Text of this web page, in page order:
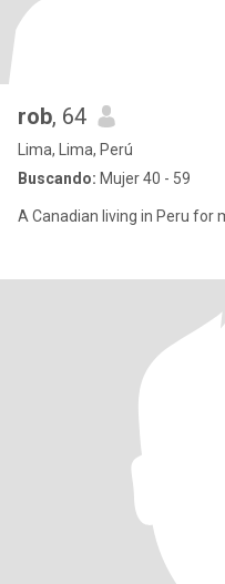
rob, 64
Lima, Lima, Perú
Buscando: Mujer 40 - 59
A Canadian living in Peru for